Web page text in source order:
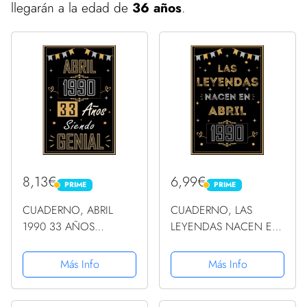
llegarán a la edad de 36 años.
8,13€ PRIME
PRIME
CUADERNO, ABRIL
1990 33 AÑOS
Regalo de 33
cumpleaños para
mujeres y hombres,
Más Info
6,99€ PRIME
PRIME
CUADERNO, LAS
LEYENDAS NACEN EN
33 cumpleaños para
mujeres y hombres,
ideas de 33
Más Info